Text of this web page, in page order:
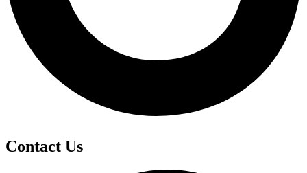
Contact Us